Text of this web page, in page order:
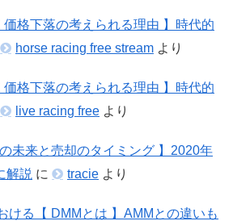
価格下落の考えられる理由 】時代的
horse racing free stream より
価格下落の考えられる理由 】時代的
live racing free より
の未来と売却のタイミング 】2020年
解説 に tracie より
ける【 DMMとは 】AMMとの違いも